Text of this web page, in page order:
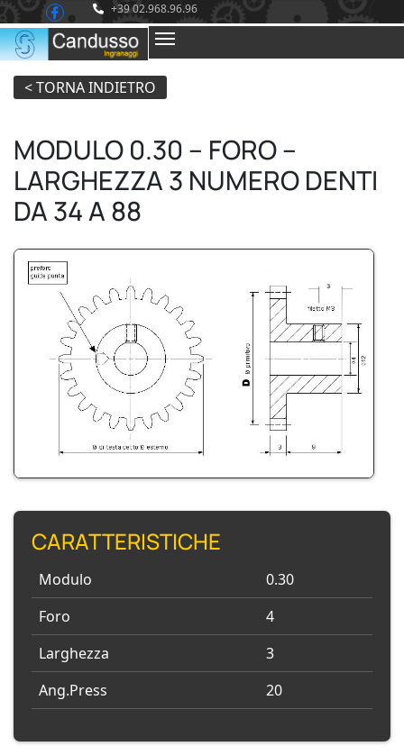
+39 02.968.96.96
MODULO 0.30 – FORO –
LARGHEZZA 3 NUMERO DENTI
DA 34 A 88
CARATTERISTICHE
Modulo
0.30
Foro
4
Larghezza
3
Ang.Press
20